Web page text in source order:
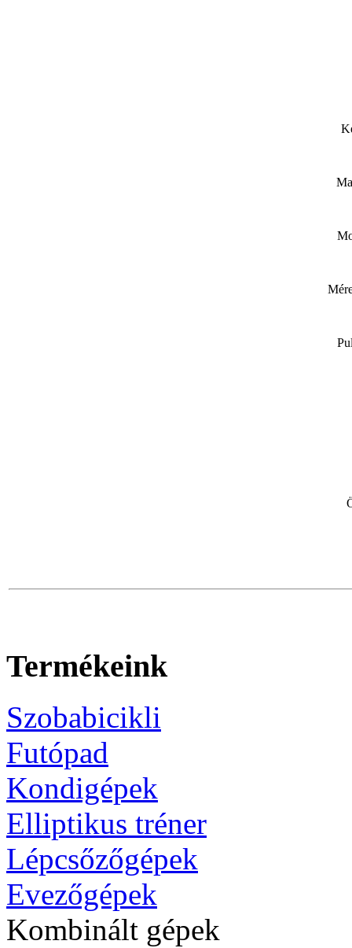
Termékeink
Szobabicikli
Futópad
Kondigépek
Elliptikus tréner
Lépcsőzőgépek
Evezőgépek
Kombinált gépek